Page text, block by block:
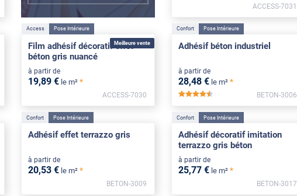
ACCESS-7031
Meilleure vente
Access Pose Intérieure
Film adhésif décoratif effet
béton gris nuancé
à partir de
19,89 € le m² *
ACCESS-7030
Confort Pose Intérieure
Adhésif béton industriel
à partir de
28,48 € le m² *
*****
BETON-3006
Confort Pose Intérieure
Adhésif effet terrazzo gris
à partir de
20,53 € le m² *
BETON-3009
Confort Pose Intérieure
Adhésif décoratif imitation
terrazzo gris béton
à partir de
25,77 € le m² *
BETON-3017